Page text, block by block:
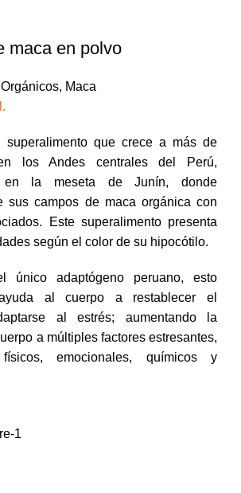
maca en polvo
, Maca
superalimento que crece a más de
los Andes centrales del Perú,
en la meseta de Junín, donde
sus campos de maca orgánica con
Este superalimento presenta
según el color de su hipocótilo.
único adaptógeno peruano, esto
al cuerpo a restablecer el
al estrés; aumentando la
a múltiples factores estresantes,
emocionales, químicos y